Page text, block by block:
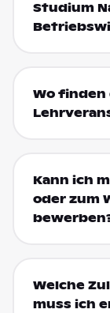
Studium
Wo finden
Kann ich
oder zum
Welche
muss ich